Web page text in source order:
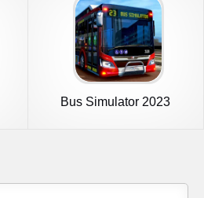
Bus Simulator 2023